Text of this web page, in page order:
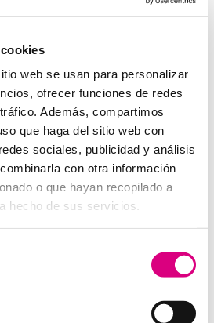
web se usan para personalizar
ofrecer funciones de redes
Además, compartimos
que haga del sitio web con
sociales, publicidad y análisis
con otra información
o que hayan recopilado a
hecho de sus servicios.
tu operadora de telefonía
tu caso particular.
puedes enviarnos un correo
o llamarnos al
años de experiencia en
de telefonía virtual.
permite gran
de servicios, así
de centrales telefónicas
a las necesidades de cada